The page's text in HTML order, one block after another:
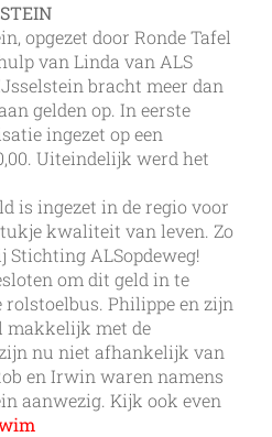
opgezet door Ronde Tafel
van Linda van ALS
bracht meer dan
gelden op. In eerste
ingezet op een
Uiteindelijk werd het
is ingezet in de regio voor
kwaliteit van leven. Zo
ALSopdeweg!
om dit geld in te
rolstoelbus. Philippe en zijn
makkelijk met de
nu niet afhankelijk van
en Irwin waren namens
aanwezig. Kijk ook even